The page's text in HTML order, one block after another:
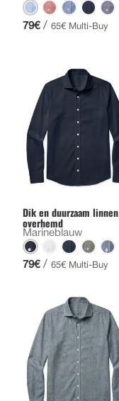
79€ / 65€ Multi-Buy
Dik en duurzaam linnen
overhemd
Marineblauw
79€ / 65€ Multi-Buy